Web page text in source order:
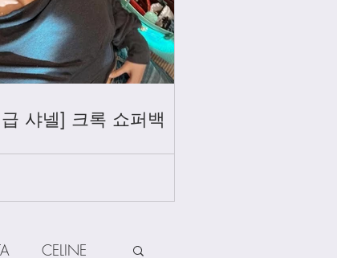
샤넬] 크록 쇼퍼백
CELINE